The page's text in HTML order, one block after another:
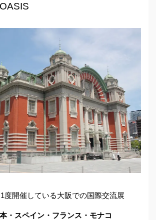
度開催している大阪での国際交流展
・スペイン・フランス・モナコ